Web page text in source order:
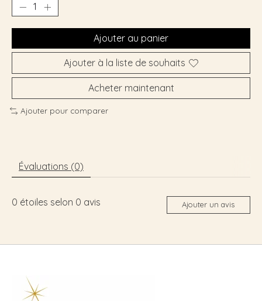
Ajouter au panier
Ajouter à la liste de souhaits
Acheter maintenant
Ajouter pour comparer
Évaluations (0)
0 étoiles selon 0 avis Ajouter un avis